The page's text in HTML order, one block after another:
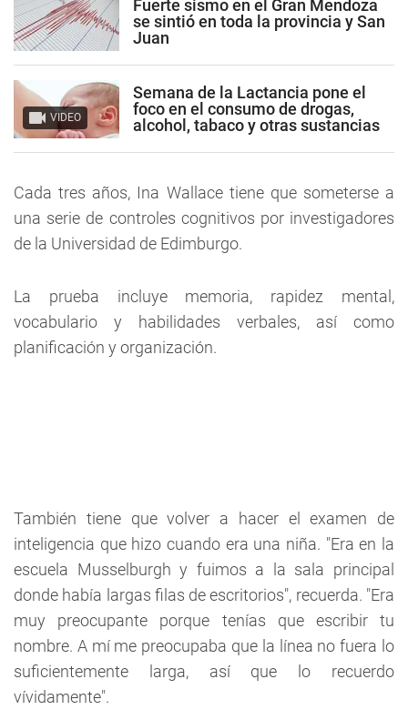
Fuerte sismo en el Gran Mendoza
se sintió en toda la provincia y San
Juan
VIDEO
Semana de la Lactancia pone el
foco en el consumo de drogas,
alcohol, tabaco y otras sustancias
Cada tres años, Ina Wallace tiene que someterse a
una serie de controles cognitivos por investigadores
de la Universidad de Edimburgo.
La prueba incluye memoria, rapidez mental,
vocabulario y habilidades verbales, así como
planificación y organización.
También tiene que volver a hacer el examen de
inteligencia que hizo cuando era una niña. "Era en la
escuela Musselburgh y fuimos a la sala principal
donde había largas filas de escritorios", recuerda. "Era
muy preocupante porque tenías que escribir tu
nombre. A mí me preocupaba que la línea no fuera lo
suficientemente larga, así que lo recuerdo
vívidamente".